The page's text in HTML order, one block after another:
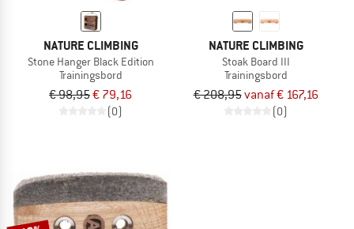
NATURE CLIMBING
Stone Hanger Black Edition
Trainingsbord
€ 98,95€ 79,16
(0)
NATURE CLIMBING
Stoak Board III
Trainingsbord
€ 208,95vanaf € 167,16
(0)